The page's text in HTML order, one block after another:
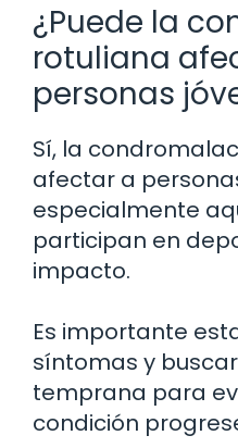
¿Puede la
rotuliana
personas
Sí, la
afectar a
especialmente
participan en
impacto.
Es importante
síntomas y
temprana para
condición